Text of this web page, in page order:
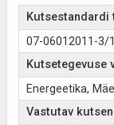
Kutsestandardi
07-06012011-3/
Kutsetegevuse
Energeetika,
Vastutav